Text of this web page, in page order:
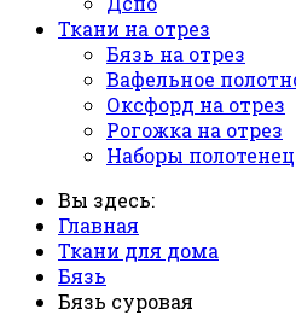
Ткани на отрез
Бязь на отрез
Вафельное
Оксфорд на отрез
Рогожка на отрез
Наборы полотенец
Вы здесь:
Главная
Ткани для дома
Бязь
Бязь суровая